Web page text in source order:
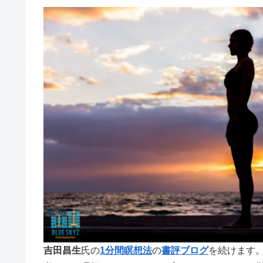
吉田昌生氏の1分間瞑想法の書評ブログを続けます